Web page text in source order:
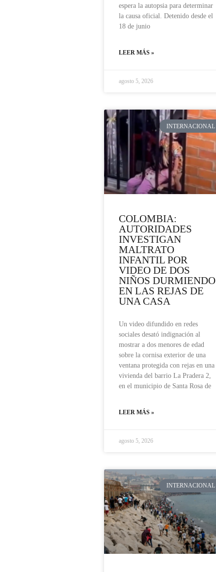
espera la autopsia para determinar
la causa oficial. Detenido desde el
18 de junio
LEER MÁS »
agosto 5, 2026
INTERNACIONAL
COLOMBIA:
AUTORIDADES
INVESTIGAN
MALTRATO
INFANTIL POR
VIDEO DE DOS
NIÑOS DURMIENDO
EN LAS REJAS DE
UNA CASA
Un video difundido en redes
sociales desató indignación al
mostrar a dos menores de edad
sobre la cornisa exterior de una
ventana protegida con rejas en una
vivienda del barrio La Pradera 2,
en el municipio de Santa Rosa de
LEER MÁS »
agosto 5, 2026
INTERNACIONAL